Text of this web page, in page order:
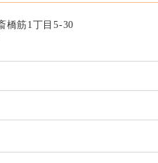
橋筋1丁目5-30